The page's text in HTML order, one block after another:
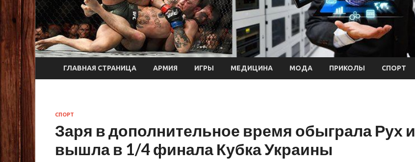
ГЛАВНАЯ СТРАНИЦА АРМИЯ ИГРЫ МЕДИЦИНА МОДА ПРИКОЛЫ СПОРТ
СПОРТ
Заря в дополнительное время обыграла Рух и
вышла в 1/4 финала Кубка Украины